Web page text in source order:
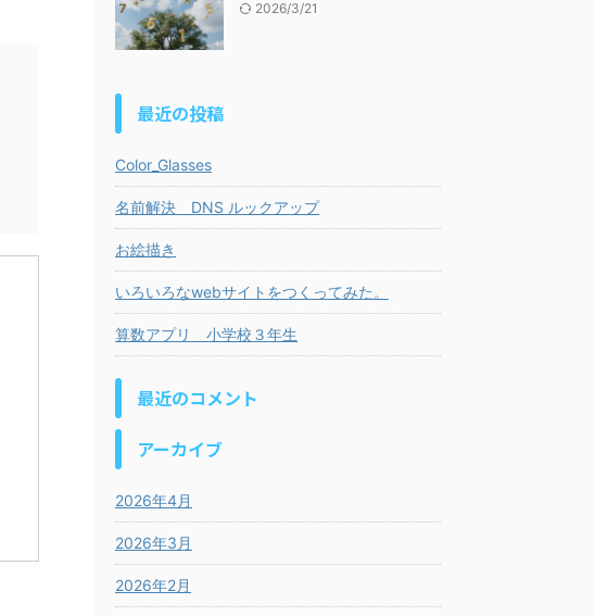
2026/3/21
最近の投稿
Color_Glasses
名前解決 DNS ルックアップ
お絵描き
いろいろなwebサイトをつくってみた。
算数アプリ 小学校３年生
最近のコメント
アーカイブ
2026年4月
2026年3月
2026年2月